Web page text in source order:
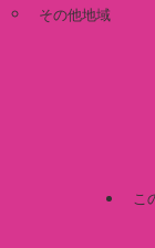
その他地域
こ